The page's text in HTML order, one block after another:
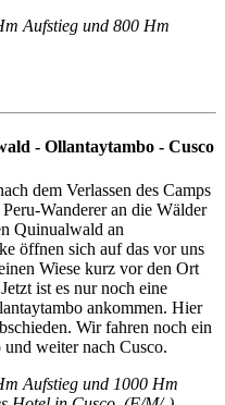
Aufstieg und 800 Hm
- Ollantaytambo - Cusco
dem Verlassen des Camps
Wanderer an die Wälder
Quinualwald an
öffnen sich auf das vor uns
Wiese kurz vor den Ort
ist es nur noch eine
ankommen. Hier
Wir fahren noch ein
weiter nach Cusco.
Aufstieg und 1000 Hm